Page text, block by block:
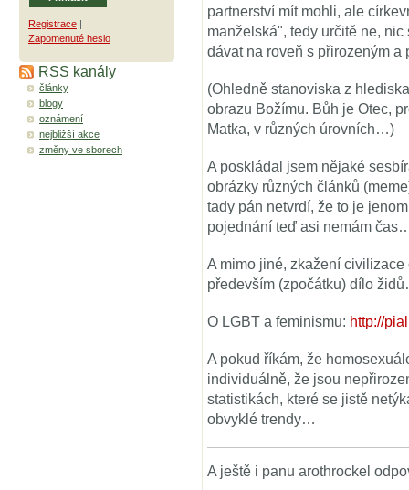
Registrace |
Zapomenuté heslo
RSS kanály
články
blogy
oznámení
nejbližší akce
změny ve sborech
partnerství mít mohli, ale
manželská", tedy určitě ne,
dávat na roveň s přirozeným
(Ohledně stanoviska z
obrazu Božímu. Bůh je Otec,
Matka, v různých úrovních…)
A poskládal jsem nějaké
obrázky různých článků
tady pán netvrdí, že to je
pojednání teď asi nemám
A mimo jiné, zkažení
především (zpočátku) dílo
O LGBT a feminismu: http://
A pokud říkám, že
individuálně, že jsou
statistikách, které se jistě
obvyklé trendy…
A ještě i panu arothrockel